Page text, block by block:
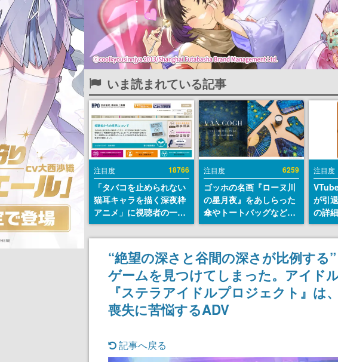
いま読まれている記事
注目度 18766
「タバコを止められない
猫耳キャラを描く深夜枠
アニメ」に視聴者の一部
から批判意見。違法薬物
の使用と思しき描写も含
めて、BPOが議論を交わ
注目度 6259
ゴッホの名画『ローヌ川
の星月夜』をあしらった
傘やトートバッグなどが
登場。8月7日21時より2
日間限定で予約販売
注目度
が引
の詳
の配
“絶望の深さと谷間の深さが比例す
ゲームを見つけてしまった。アイド
『ステラアイドルプロジェクト』は
喪失に苦悩するADV
記事へ戻る